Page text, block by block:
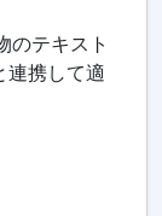
のテキスト
連携して適